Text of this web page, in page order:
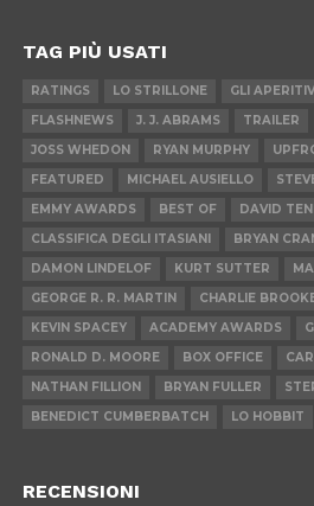
TAG PIÙ USATI
RATINGS LO STRILLONE GLI
FLASHNEWS
J. J. ABRAMS TRAILER
JOSS WHEDON
RYAN MURPHY
FEATURED
MICHAEL AUSIELLO
EMMY AWARDS
BEST OF DAVID
CLASSIFICA DEGLI ITASIANI
BRYAN
DAMON LINDELOF
KURT SUTTER
GEORGE R. R. MARTIN
CHARLIE
KEVIN SPACEY
ACADEMY AWARDS
RONALD D. MOORE
BOX OFFICE
NATHAN FILLION
BRYAN FULLER
BENEDICT CUMBERBATCH
LO HOBBIT
RECENSIONI